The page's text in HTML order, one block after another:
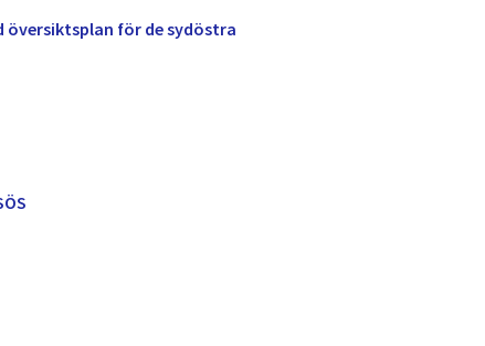
översiktsplan för de sydöstra